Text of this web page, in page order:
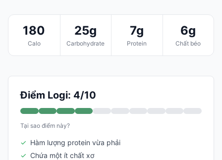
180
Calo
25g
Carbohydrate
7g
Protein
6g
Chất béo
Điểm Logi: 4/10
Tại sao điểm này?
✓ Hàm lượng protein vừa phải
✓ Chứa một ít chất xơ